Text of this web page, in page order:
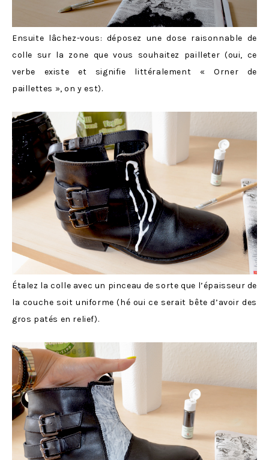
Ensuite lâchez-vous: déposez une dose raisonnable de
colle sur la zone que vous souhaitez pailleter (oui, ce
verbe existe et signifie littéralement « Orner de
paillettes », on y est).
Étalez la colle avec un pinceau de sorte que l’épaisseur de
la couche soit uniforme (hé oui ce serait bête d’avoir des
gros patés en relief).